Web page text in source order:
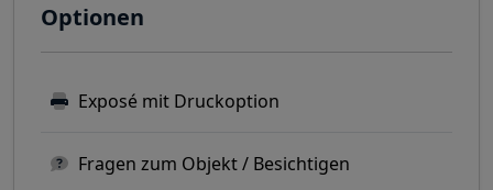
Optionen
Exposé mit Druckoption
Fragen zum Objekt / Besichtigen